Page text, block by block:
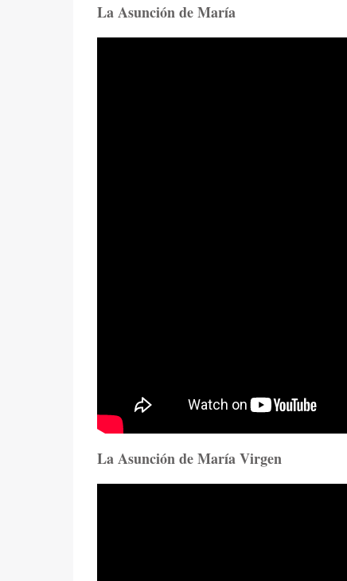
La Asunción de María
La Asunción de María Virgen